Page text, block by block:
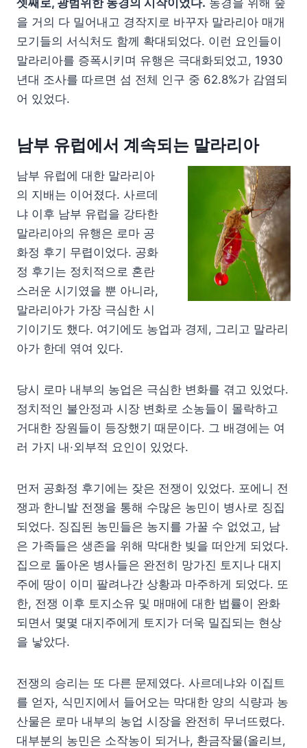
을 거의 다 밀어내고 경작지로 바꾸자 말라리아 매개
모기들의 서식처도 함께 확대되었다. 이런 요인들이
말라리아를 증폭시키며 유행은 극대화되었고, 1930
년대 조사를 따르면 섬 전체 인구 중 62.8%가 감염되
어 있었다.
남부 유럽에서 계속되는 말라리아
남부 유럽에 대한 말라리아
의 지배는 이어졌다. 사르데
냐 이후 남부 유럽을 강타한
말라리아의 유행은 로마 공
화정 후기 무렵이었다. 공화
정 후기는 정치적으로 혼란
스러운 시기였을 뿐 아니라,
말라리아가 가장 극심한 시
기이기도 했다. 여기에도 농업과 경제, 그리고 말라리
아가 한데 엮여 있다.
당시 로마 내부의 농업은 극심한 변화를 겪고 있었다.
정치적인 불안정과 시장 변화로 소농들이 몰락하고
거대한 장원들이 등장했기 때문이다. 그 배경에는 여
러 가지 내·외부적 요인이 있었다.
먼저 공화정 후기에는 잦은 전쟁이 있었다. 포에니 전
쟁과 한니발 전쟁을 통해 수많은 농민이 병사로 징집
되었다. 징집된 농민들은 농지를 가꿀 수 없었고, 남
은 가족들은 생존을 위해 막대한 빚을 떠안게 되었다.
집으로 돌아온 병사들은 완전히 망가진 토지나 대지
주에 땅이 이미 팔려나간 상황과 마주하게 되었다. 또
한, 전쟁 이후 토지소유 및 매매에 대한 법률이 완화
되면서 몇몇 대지주에게 토지가 더욱 밀집되는 현상
을 낳았다.
전쟁의 승리는 또 다른 문제였다. 사르데냐와 이집트
를 얻자, 식민지에서 들어오는 막대한 양의 식량과 농
산물은 로마 내부의 농업 시장을 완전히 무너뜨렸다.
대부분의 농민은 소작농이 되거나, 환금작물(올리브,